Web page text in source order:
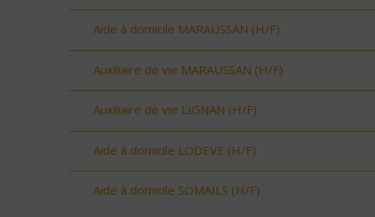
Aide à domicile MARAUSSAN (H/F)
Auxiliaire de vie MARAUSSAN (H/F)
Auxiliaire de vie LIGNAN (H/F)
Aide à domicile LODEVE (H/F)
Aide à domicile SOMAILS (H/F)